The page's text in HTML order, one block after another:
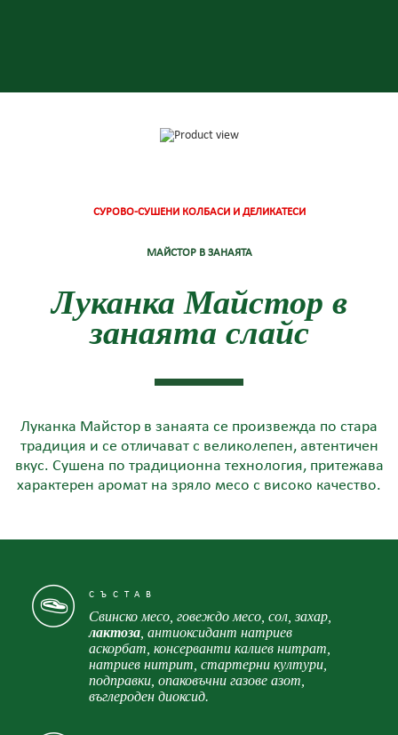
СУРОВО-СУШЕНИ КОЛБАСИ И ДЕЛИКАТЕСИ
МАЙСТОР В ЗАНАЯТА
Луканка Майстор в
занаята слайс
Луканка Майстор в занаята се произвежда по стара
традиция и се отличават с великолепен, автентичен
вкус. Сушена по традиционна технология, притежава
характерен аромат на зряло месо с високо качество.
СЪСТАВ
Свинско месо, говеждо месо, сол, захар,
лактоза , антиоксидант натриев
аскорбат, консерванти калиев нитрат,
натриев нитрит, стартерни култури,
подправки, опаковъчни газове азот,
въглероден диоксид.